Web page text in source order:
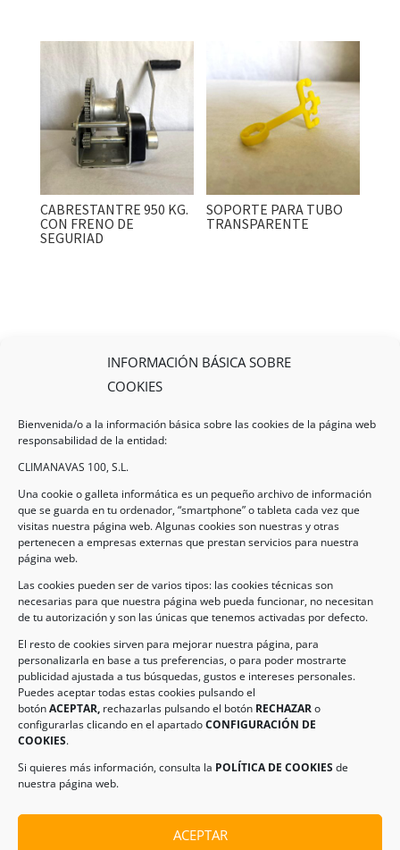
INFORMACIÓN BÁSICA SOBRE
COOKIES
Bienvenida/o a la información básica sobre las cookies de la página web
responsabilidad de la entidad:
CLIMANAVAS 100, S.L.
Una cookie o galleta informática es un pequeño archivo de información
que se guarda en tu ordenador, “smartphone” o tableta cada vez que
visitas nuestra página web. Algunas cookies son nuestras y otras
pertenecen a empresas externas que prestan servicios para nuestra
página web.
Las cookies pueden ser de varios tipos: las cookies técnicas son
necesarias para que nuestra página web pueda funcionar, no necesitan
de tu autorización y son las únicas que tenemos activadas por defecto.
El resto de cookies sirven para mejorar nuestra página, para
personalizarla en base a tus preferencias, o para poder mostrarte
publicidad ajustada a tus búsquedas, gustos e intereses personales.
Puedes aceptar todas estas cookies pulsando el
botónACEPTAR, rechazarlas pulsando el botón RECHAZARo
configurarlas clicando en el apartadoCONFIGURACIÓN DE
COOKIES.
Si quieres más información, consulta la POLÍTICA DE COOKIESde
nuestra página web.
ACEPTAR
CABRESTANTRE 950 KG.
CON FRENO DE
SEGURIAD
SOPORTE PARA TUBO
TRANSPARENTE
Legal
AVISO LEGAL
POLÍTICA DE COOKIES
Información de Contacto
Dirección:
Navas de Jorquera – Albacete (España)
Tel:(+34) 967 48 22 15
Email:info@climanavas.com